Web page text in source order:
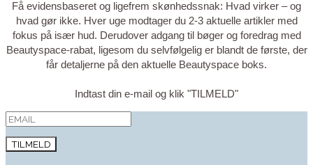
Få evidensbaseret og ligefrem skønhedssnak: Hvad virker – og
hvad gør ikke. Hver uge modtager du 2-3 aktuelle artikler med
fokus på især hud. Derudover adgang til bøger og foredrag med
Beautyspace-rabat, ligesom du selvfølgelig er blandt de første, der
får detaljerne på den aktuelle Beautyspace boks.
Indtast din e-mail og klik "TILMELD"
TILMELD